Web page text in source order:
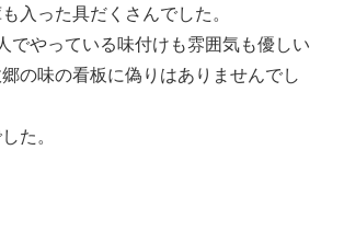
入った具だくさんでした。
でやっている味付けも雰囲気も優しい
の味の看板に偽りはありませんでし
た。